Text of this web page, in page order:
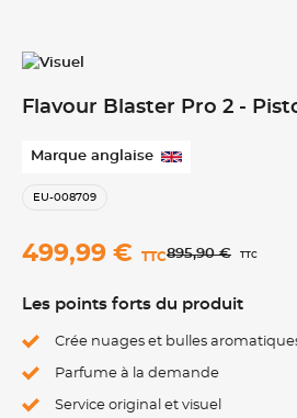
Flavour Blaster Pro 2 -
Marque anglaise
EU-008709
499,99 € TTC895,90 € TTC
Les points forts du produit
Crée nuages et bulles
Parfume à la demande
Service original et visuel